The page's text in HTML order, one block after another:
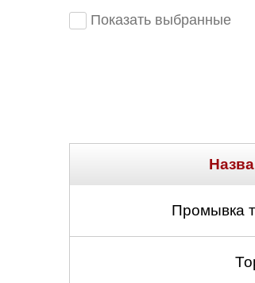
Показать выбранные
Промывка